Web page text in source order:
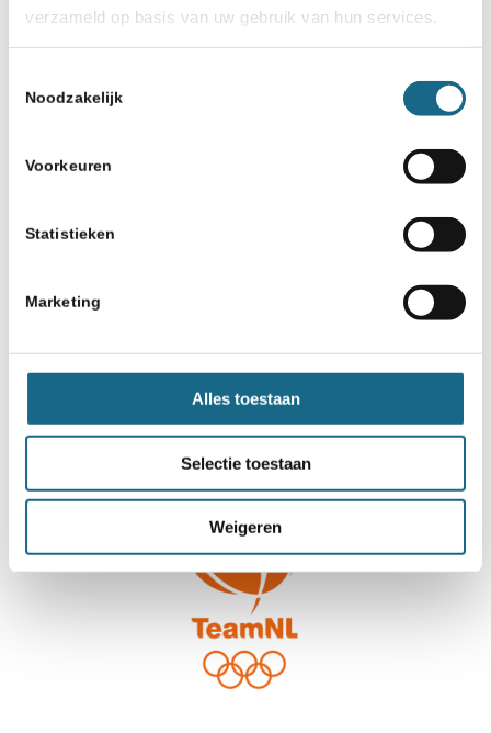
verzameld op basis van uw gebruik van hun services.
Noodzakelijk
Voorkeuren
Statistieken
Marketing
Alles toestaan
Selectie toestaan
Weigeren
Schaken.nl wordt mede mogelijk gemaakt